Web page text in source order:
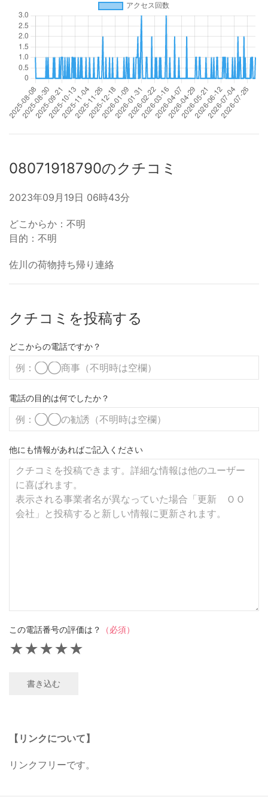
08071918790のクチコミ
2023年09月19日 06時43分
どこからか：不明
目的：不明
佐川の荷物持ち帰り連絡
クチコミを投稿する
どこからの電話ですか？
電話の目的は何でしたか？
他にも情報があればご記入ください
この電話番号の評価は？ （必須）
★
★
★
★
★
書き込む
【リンクについて】
リンクフリーです。